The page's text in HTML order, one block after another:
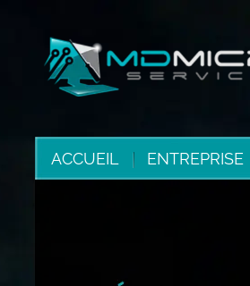
ACCUEIL ENTREPRISE